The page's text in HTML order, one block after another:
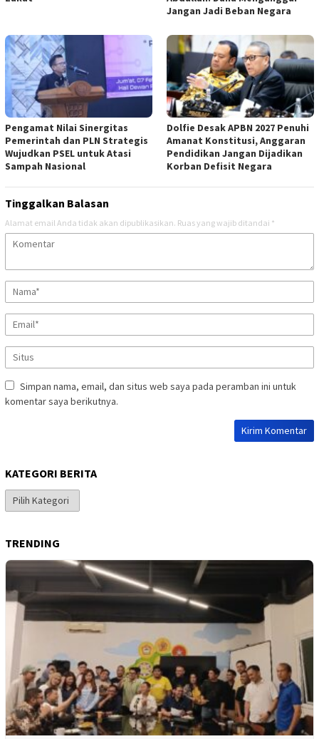
Jangan Jadi Beban Negara
Pengamat Nilai Sinergitas
Pemerintah dan PLN Strategis
Wujudkan PSEL untuk Atasi
Sampah Nasional
Dolfie Desak APBN 2027 Penuhi
Amanat Konstitusi, Anggaran
Pendidikan Jangan Dijadikan
Korban Defisit Negara
Tinggalkan Balasan
Alamat email Anda tidak akan dipublikasikan. Ruas yang wajib ditandai *
Simpan nama, email, dan situs web saya pada peramban ini untuk
komentar saya berikutnya.
KATEGORI BERITA
Kategori
Berita
TRENDING